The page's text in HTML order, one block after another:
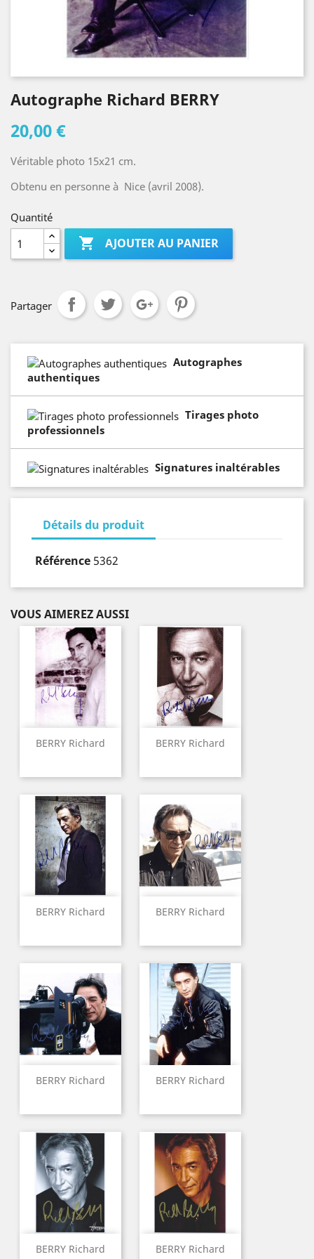
Autographe Richard BERRY
20,00 €
Véritable photo 15x21 cm.
Obtenu en personne à Nice (avril 2008).
Quantité
 AJOUTER AU PANIER
Partager
Autographes
authentiques
Tirages photo
professionnels
Signatures inaltérables
Détails du produit
Référence 5362
VOUS AIMEREZ AUSSI
BERRY Richard BERRY Richard
BERRY Richard BERRY Richard
BERRY Richard BERRY Richard
BERRY Richard BERRY Richard